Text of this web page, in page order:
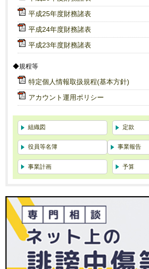
平成25年度財務諸表
平成24年度財務諸表
平成23年度財務諸表
◆規程等
特定個人情報取扱規程(基本方針)
アカウント運用ポリシー
組織図 定款
役員等名簿 事業報告
事業計画 予算